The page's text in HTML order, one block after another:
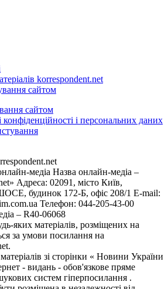
korrespondent.net
сайтом
сайтом
конфіденційності і персональних даних
медіа Назва онлайн-медіа –
Адреса: 02091, місто Київ,
будинок 172-Б, офіс 208/1 E-mail:
Телефон: 044-205-43-00
– R40-06068
яких матеріалів, розміщених на
за умови посилання на
зі сторінки « Новини України
- видань - обов'язкове пряме
систем гіперпосилання .